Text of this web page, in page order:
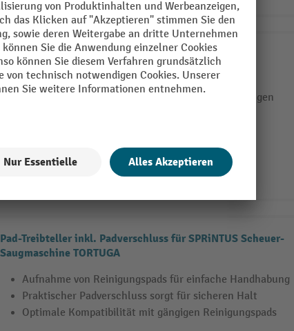
Sprintus® Superpad
Leichter Wechsel der Produktvarianten möglich
Vielfältige Varianten für verschiedene Anforderungen
Pad-Treibteller inkl. Padverschluss für SPRiNTUS Scheuer-
Saugmaschine TORTUGA
Aufnahme von Reinigungspads für einfache Handhabung
Praktischer Padverschluss sorgt für sicheren Halt
Optimale Kompatibilität mit gängigen Reinigungspads